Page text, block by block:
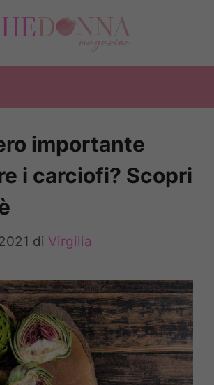
importante
i carciofi? Scopri
di Virgilia